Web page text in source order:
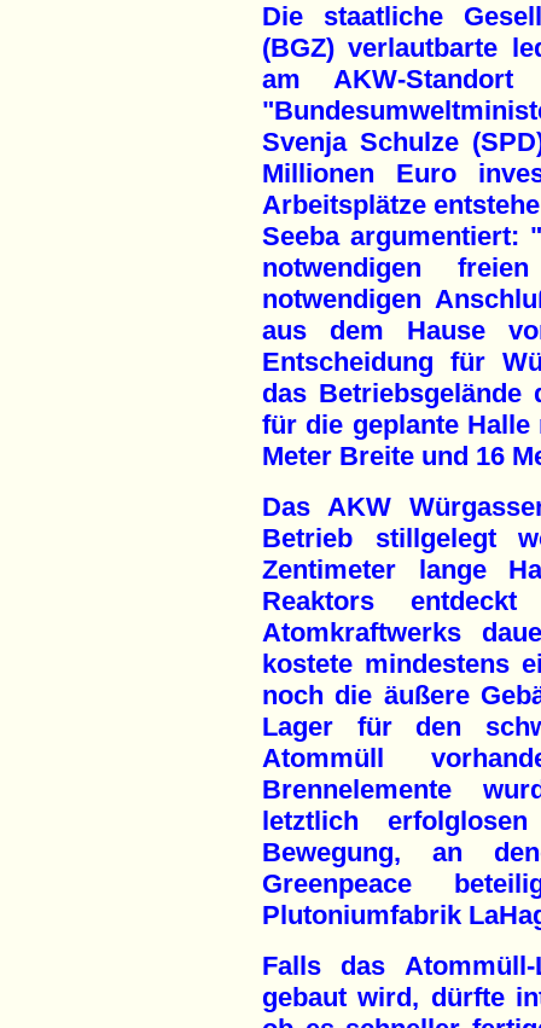
Die staatliche
(BGZ) verlautbarte
am AKW-
Svenja Schulze
Millionen Euro
Arbeitsplätze
Seeba argumentiert:
notwendigen
notwendigen
aus dem Hause
Entscheidung für
das
für die geplante Halle
Meter Breite und 16
Das AKW
Betrieb stillgelegt
Zentimeter lange
Reaktors
Atomkraftwerks
kostete mindestens
noch die äußere
Lager für den
Atommüll
Brennelemente
letztlich
Bewegung, an
Greenpeace
Plutoniumfabrik
Falls das
gebaut wird, dürfte